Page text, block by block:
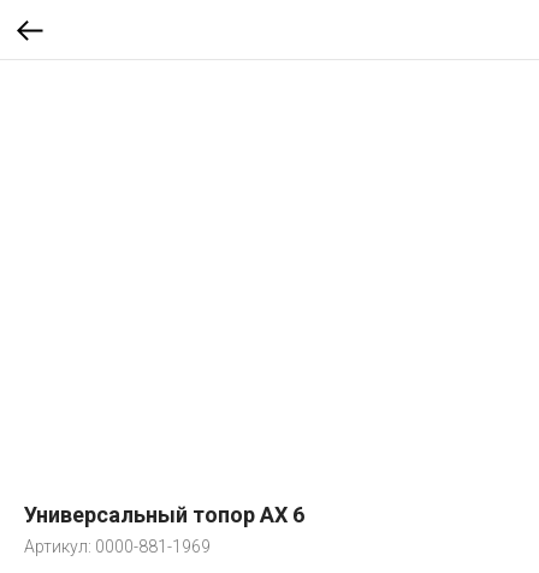
Универсальный топор AX 6
Артикул: 0000-881-1969